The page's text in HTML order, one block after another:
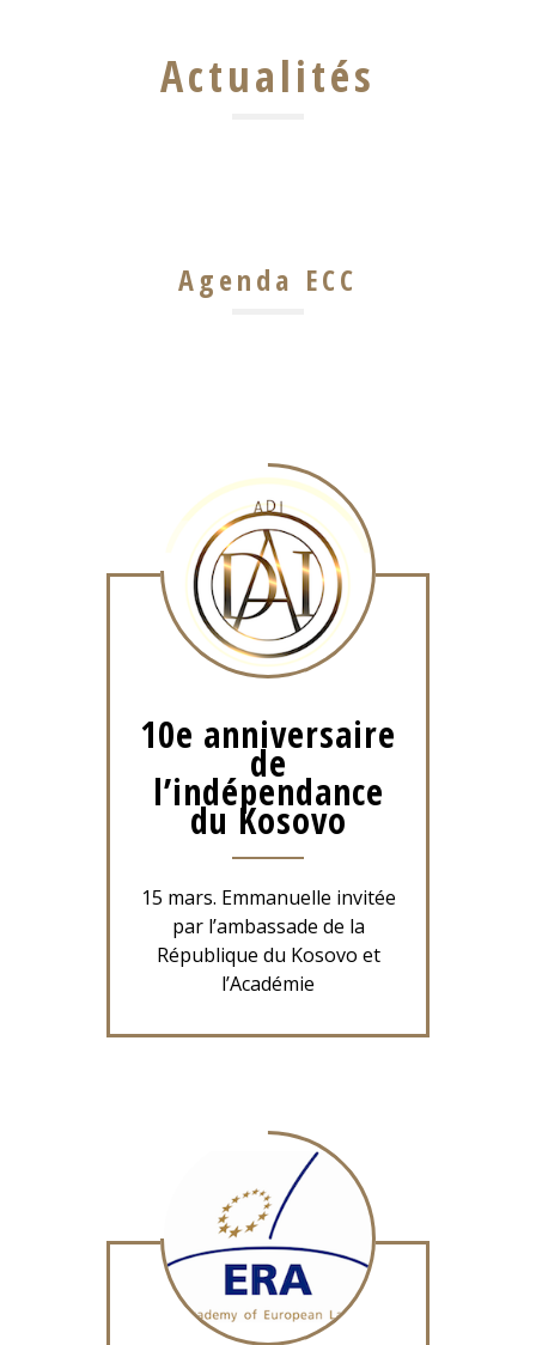
Actualités
Agenda ECC
10e anniversaire
de
l’indépendance
du Kosovo
15 mars. Emmanuelle invitée
par l’ambassade de la
République du Kosovo et
l’Académie